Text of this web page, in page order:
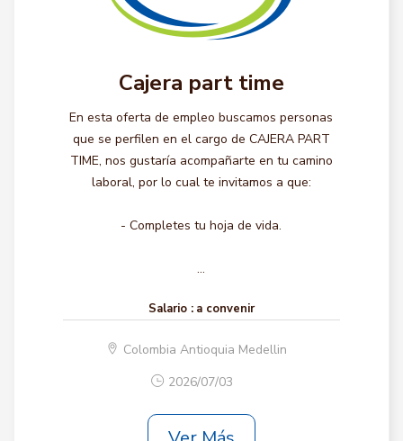
Cajera part time
En esta oferta de empleo buscamos personas
que se perfilen en el cargo de CAJERA PART
TIME, nos gustaría acompañarte en tu camino
laboral, por lo cual te invitamos a que:
- Completes tu hoja de vida.
...
Salario : a convenir
Colombia Antioquia Medellin
2026/07/03